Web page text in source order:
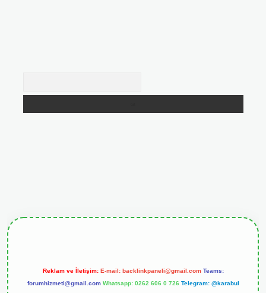
Reklam ve İletişim: E-mail: backlinkpaneli@gmail.com Teams:
forumhizmeti@gmail.com Whatsapp: 0262 606 0 726 Telegram: @karabul